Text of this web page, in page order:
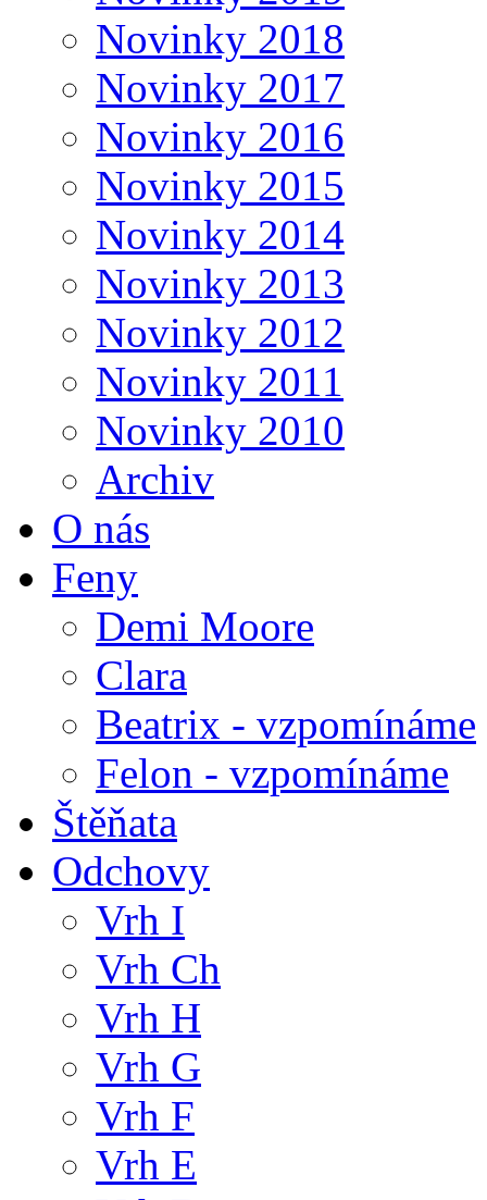
Novinky 2018
Novinky 2017
Novinky 2016
Novinky 2015
Novinky 2014
Novinky 2013
Novinky 2012
Novinky 2011
Novinky 2010
Archiv
O nás
Feny
Demi Moore
Clara
Beatrix - vzpomínáme
Felon - vzpomínáme
Štěňata
Odchovy
Vrh I
Vrh Ch
Vrh H
Vrh G
Vrh F
Vrh E